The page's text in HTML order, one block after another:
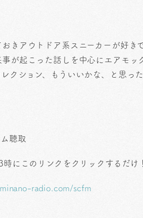
おきアウトドア系スニーカーが好き
が起こった話しを中心にエアモッ
クション、もういいかな、と思っ
ム聴取
時にこのリンクをクリックするだけ！
radio.com/scfm